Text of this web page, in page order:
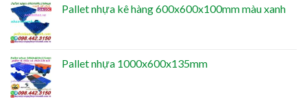
Pallet nhựa kê hàng 600x600x100mm màu xanh
Pallet nhựa 1000x600x135mm